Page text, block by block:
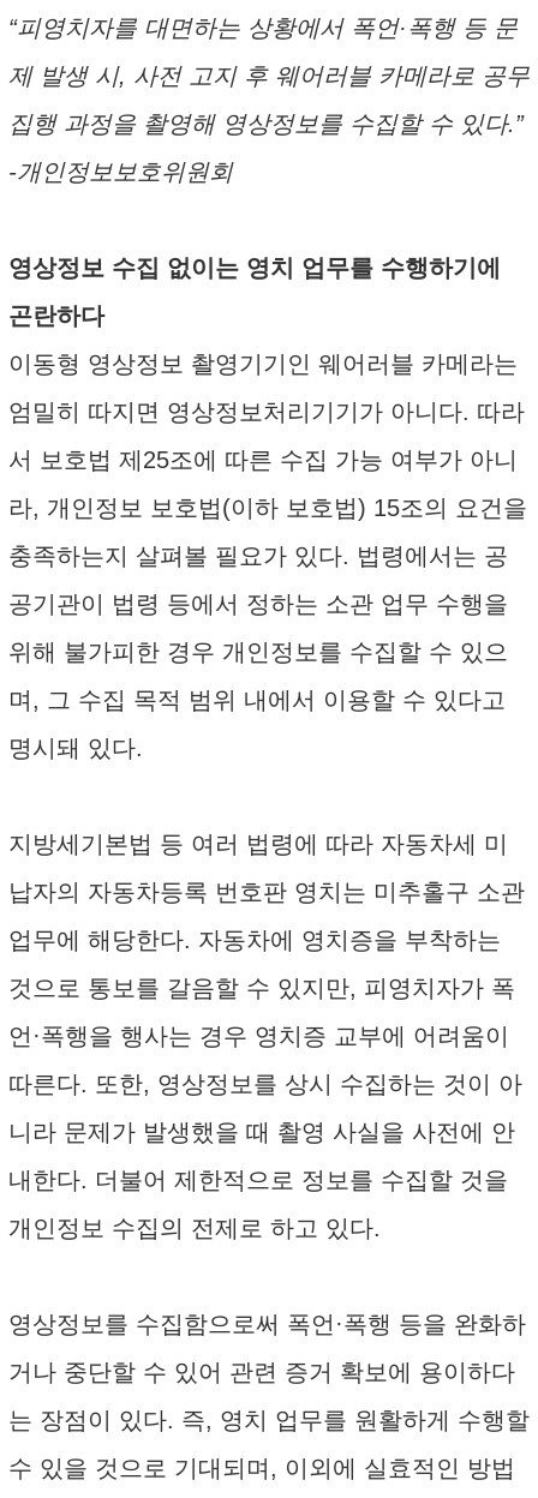
“피영치자를 대면하는 상황에서 폭언·폭행 등 문
제 발생 시, 사전 고지 후 웨어러블 카메라로 공무
집행 과정을 촬영해 영상정보를 수집할 수 있다.”
-개인정보보호위원회
영상정보 수집 없이는 영치 업무를 수행하기에
곤란하다
이동형 영상정보 촬영기기인 웨어러블 카메라는
엄밀히 따지면 영상정보처리기기가 아니다. 따라
서 보호법 제25조에 따른 수집 가능 여부가 아니
라, 개인정보 보호법(이하 보호법) 15조의 요건을
충족하는지 살펴볼 필요가 있다. 법령에서는 공
공기관이 법령 등에서 정하는 소관 업무 수행을
위해 불가피한 경우 개인정보를 수집할 수 있으
며, 그 수집 목적 범위 내에서 이용할 수 있다고
명시돼 있다.
지방세기본법 등 여러 법령에 따라 자동차세 미
납자의 자동차등록 번호판 영치는 미추홀구 소관
업무에 해당한다. 자동차에 영치증을 부착하는
것으로 통보를 갈음할 수 있지만, 피영치자가 폭
언·폭행을 행사는 경우 영치증 교부에 어려움이
따른다. 또한, 영상정보를 상시 수집하는 것이 아
니라 문제가 발생했을 때 촬영 사실을 사전에 안
내한다. 더불어 제한적으로 정보를 수집할 것을
개인정보 수집의 전제로 하고 있다.
영상정보를 수집함으로써 폭언·폭행 등을 완화하
거나 중단할 수 있어 관련 증거 확보에 용이하다
는 장점이 있다. 즉, 영치 업무를 원활하게 수행할
수 있을 것으로 기대되며, 이외에 실효적인 방법